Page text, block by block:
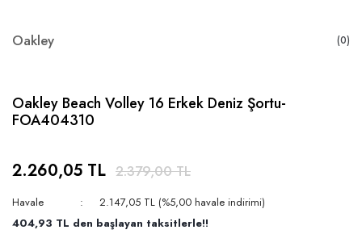
Oakley (0)
Oakley Beach Volley 16 Erkek Deniz Şortu-
FOA404310
2.260,05 TL 2.379,00 TL
Havale
2.147,05 TL (%5,00 havale indirimi)
404,93 TL den başlayan taksitlerle!!